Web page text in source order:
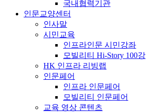
국내협력기관
인문교양센터
인사말
시민교육
인프라인문 시민강좌
모빌리티 Hi-Story 100강
HK 인프라 리빙랩
인문페어
인프라 인문페어
모빌리티 인문페어
교육 영상 콘텐츠